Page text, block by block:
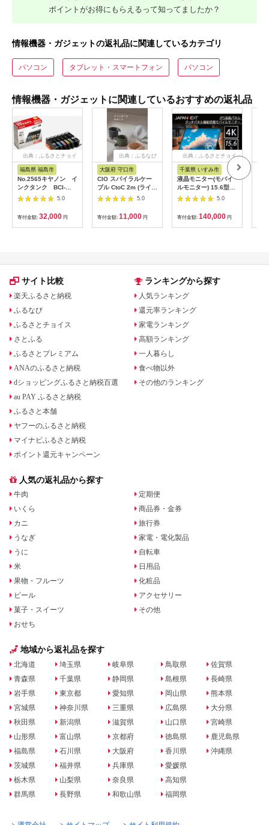
ポイントがお得にもらえるって知ってましたか？
情報機器・ガジェットの返礼品に関連しているカテゴリ
パソコン タブレット・スマートフォン パソコン
情報機器・ガジェットに関連しているおすすめの返礼品
出典：ふるさとチョイ
福島県 福島市
No.2565キヤノン イ
ンクタンク BCI-
351XL＋350XL/6MP
5.0
寄付金額: 32,000 円
出典：ふるなび
大阪府 守口市
CIO スパイラルケー
ブル CtoC 2m (ライト
ブラック)｜Type-C 充
5.0
寄付金額: 11,000 円
出典：ふるさとチョイ
千葉県 いすみ市
液晶モニター(モバイ
ルモニター) 15.6型ワ
イド 4K タッチパネ
ル対応 リファビッシ
ュ品【1466952】
5.0
寄付金額: 140,000 円
サイト比較
楽天ふるさと納税
ふるなび
ふるさとチョイス
さとふる
ふるさとプレミアム
ANAのふるさと納税
dショッピングふるさと納税百選
au PAY ふるさと納税
ふるさと本舗
ヤフーのふるさと納税
マイナビふるさと納税
ポイント還元キャンペーン
ランキングから探す
人気ランキング
還元率ランキング
家電ランキング
高額ランキング
一人暮らし
食べ物以外
その他のランキング
人気の返礼品から探す
牛肉
いくら
カニ
うなぎ
うに
米
果物・フルーツ
ビール
菓子・スイーツ
おせち
定期便
商品券・金券
旅行券
家電・電化製品
自転車
日用品
化粧品
アクセサリー
その他
地域から返礼品を探す
北海道
青森県
岩手県
宮城県
秋田県
山形県
福島県
茨城県
栃木県
群馬県
埼玉県
千葉県
東京都
神奈川県
新潟県
富山県
石川県
福井県
山梨県
長野県
岐阜県
静岡県
愛知県
三重県
滋賀県
京都府
大阪府
兵庫県
奈良県
和歌山県
鳥取県
島根県
岡山県
広島県
山口県
徳島県
香川県
愛媛県
高知県
福岡県
佐賀県
長崎県
熊本県
大分県
宮崎県
鹿児島県
沖縄県